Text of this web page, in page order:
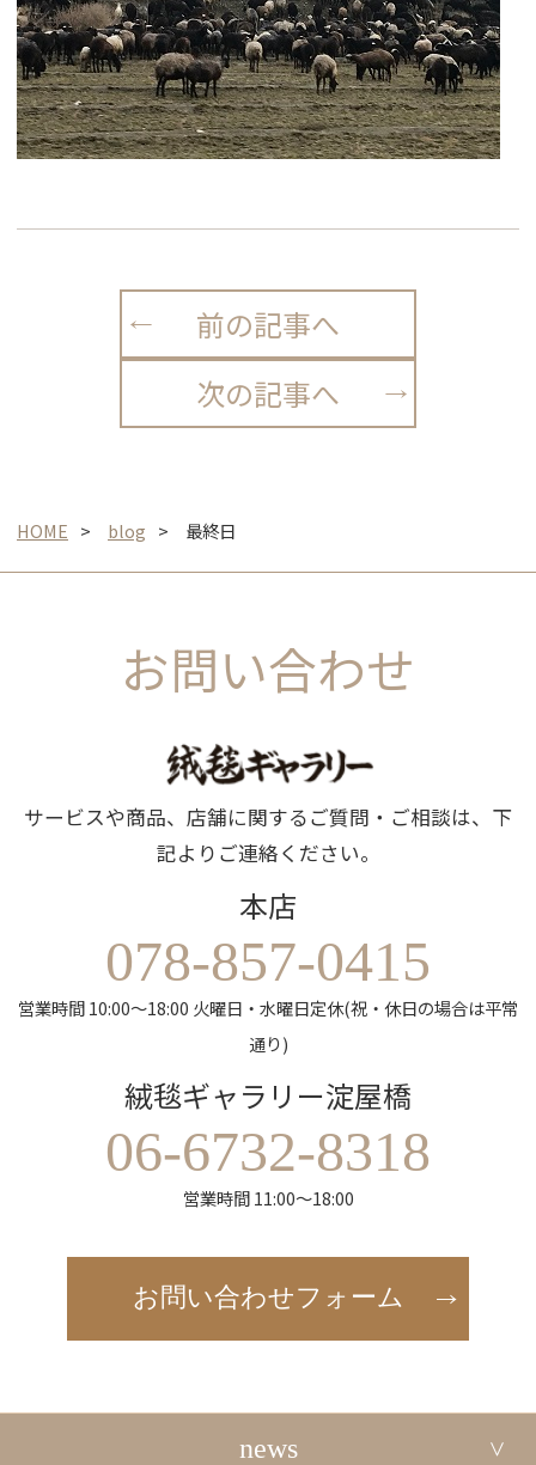
前の記事へ
次の記事へ
HOME blog 最終日
お問い合わせ
サービスや商品、店舗に関するご質問・ご相談は、下
記よりご連絡ください。
本店
078-857-0415
営業時間 10:00～18:00 火曜日・水曜日定休(祝・休日の場合は平常
通り)
絨毯ギャラリー淀屋橋
06-6732-8318
営業時間 11:00～18:00
お問い合わせフォーム
news